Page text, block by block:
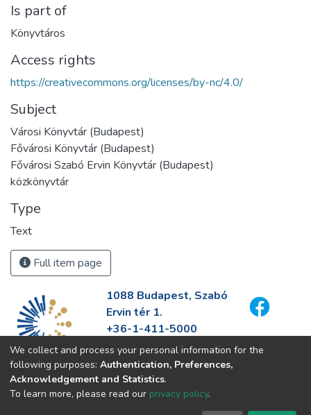
Is part of
Könyvtáros
Access rights
https://creativecommons.org/licenses/by-nc/4.0/
Subject
Városi Könyvtár (Budapest)
Fővárosi Könyvtár (Budapest)
Fővárosi Szabó Ervin Könyvtár (Budapest)
közkönyvtár
Type
Text
Full item page
1088 Budapest, Szabó
Ervin tér 1.
+36-1-411-5000
info@fszek.hu
https://fszek.hu
We collect and process your personal information for the
following purposes: Authentication, Preferences,
Acknowledgement and Statistics.
To learn more, please read our privacy policy.